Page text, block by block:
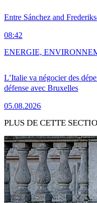
Entre Sánchez and
08:42
L’Italie va négocier des
défense avec Bruxelles
05.08.2026
ENERGIE,
PLUS DE CETTE